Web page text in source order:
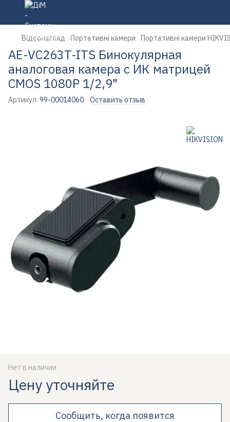
Відеонагляд Портативні камери Портативні камери
AE-VC263T-ITS Бинокулярная
аналоговая камера с ИК матрицей
CMOS 1080P 1/2,9"
Артикул: 99-00014060 Оставить отзыв
Нет в наличии
Цену уточняйте
Сообщить, когда появится